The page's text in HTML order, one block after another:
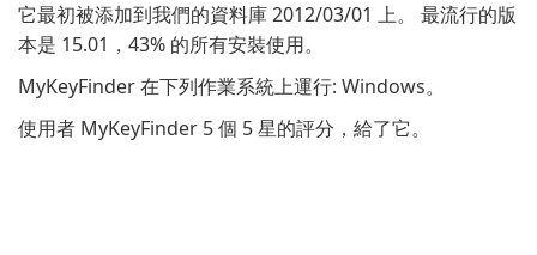
它最初被添加到我們的資料庫 2012/03/01 上。 最流行的版
本是 15.01，43% 的所有安裝使用。
MyKeyFinder 在下列作業系統上運行: Windows。
使用者 MyKeyFinder 5 個 5 星的評分，給了它。